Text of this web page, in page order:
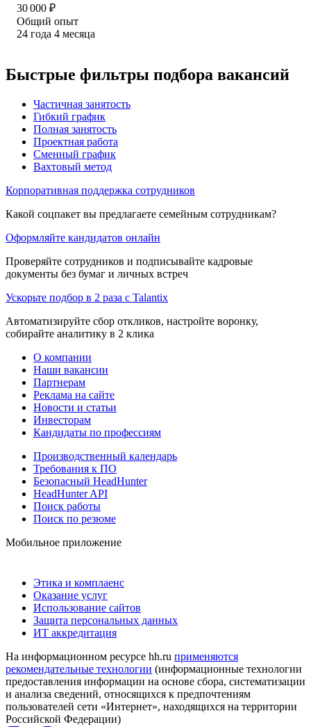
30 000 ₽
Общий опыт
24 года 4 месяца
Быстрые фильтры подбора вакансий
Частичная занятость
Гибкий график
Полная занятость
Проектная работа
Сменный график
Вахтовый метод
Корпоративная поддержка сотрудников
Какой соцпакет вы предлагаете семейным сотрудникам?
Оформляйте кандидатов онлайн
Проверяйте сотрудников и подписывайте кадровые
документы без бумаг и личных встреч
Ускорьте подбор в 2 раза с Talantix
Автоматизируйте сбор откликов, настройте воронку,
собирайте аналитику в 2 клика
О компании
Наши вакансии
Партнерам
Реклама на сайте
Новости и статьи
Инвесторам
Кандидаты по профессиям
Производственный календарь
Требования к ПО
Безопасный HeadHunter
HeadHunter API
Поиск работы
Поиск по резюме
Мобильное приложение
Этика и комплаенс
Оказание услуг
Использование сайтов
Защита персональных данных
ИТ аккредитация
На информационном ресурсе hh.ru применяются
рекомендательные технологии (информационные технологии
предоставления информации на основе сбора, систематизации
и анализа сведений, относящихся к предпочтениям
пользователей сети «Интернет», находящихся на территории
Российской Федерации)